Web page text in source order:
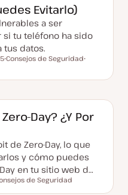
Evitarlo)
a ser
si tu teléfono ha sido
tus datos.
m
Consejos de Seguridad
m
Day? ¿Y Por
de Zero-Day, lo que
y cómo puedes
en tu sitio web d…
de Seguridad